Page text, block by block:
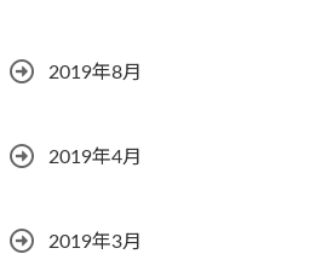
2019年8月
2019年4月
2019年3月